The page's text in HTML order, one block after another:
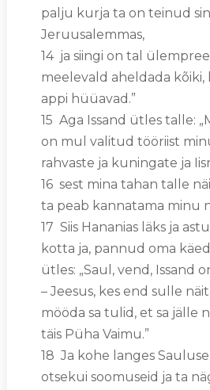
palju kurja ta on teinud
Jeruusalemmas,
14 ja siingi on tal
meelevald aheldada kõiki,
appi hüüavad.”
15 Aga Issand ütles talle:
on mul valitud tööriist
rahvaste ja kuningate ja
16 sest mina tahan talle
ta peab kannatama minu
17 Siis Hananias läks ja
kotta ja, pannud oma
ütles: „Saul, vend, Issand
– Jeesus, kes end sulle
mööda sa tulid, et sa jälle
täis Püha Vaimu.”
18 Ja kohe langes
otsekui soomuseid ja ta